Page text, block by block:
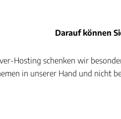
Darauf können
Hosting schenken wir
in unserer Hand und nicht